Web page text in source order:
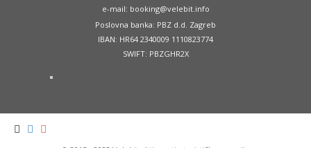
e-mail: booking@velebit.info
Poslovna banka: PBZ d.d. Zagreb
IBAN: HR64 2340009 1110823774
SWIFT: PBZGHR2X